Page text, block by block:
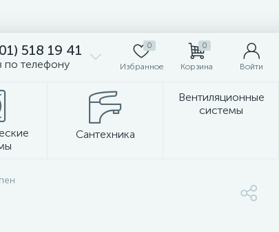
518 19 41
по телефону
0
Избранное
0
Корзина Войти
Сантехника
Вентиляционные
системы